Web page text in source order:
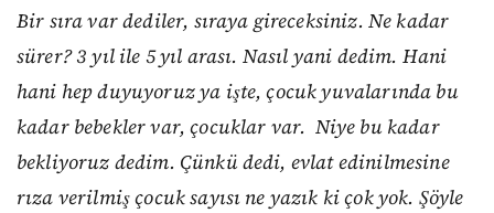
Bir sıra var dediler, sıraya gireceksiniz. Ne kadar
sürer? 3 yıl ile 5 yıl arası. Nasıl yani dedim. Hani
hani hep duyuyoruz ya işte, çocuk yuvalarında bu
kadar bebekler var, çocuklar var. Niye bu kadar
bekliyoruz dedim. Çünkü dedi, evlat edinilmesine
rıza verilmiş çocuk sayısı ne yazık ki çok yok. Şöyle